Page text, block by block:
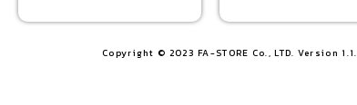
Copyright © 2023 FA-STORE Co., LTD. Version